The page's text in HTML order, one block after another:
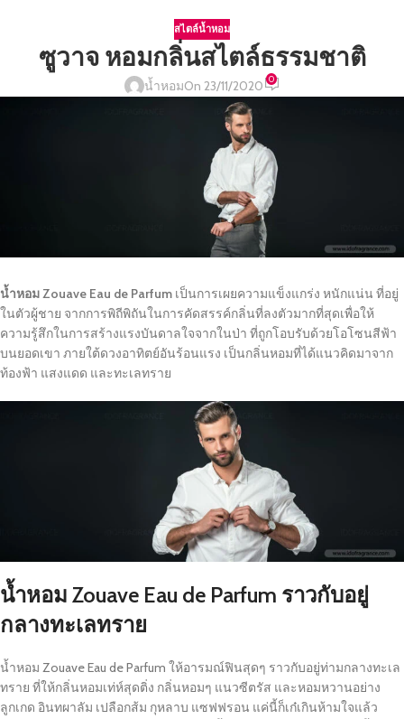
สไตล์น้ำหอม
ซูวาจ หอมกลิ่นสไตล์ธรรมชาติ
น้ำหอมOn 23/11/2020 0
น้ำหอม Zouave Eau de Parfum เป็นการเผยความแข็งแกร่ง หนักแน่น ที่อยู่
ในตัวผู้ชาย จากการพิถีพิถันในการคัดสรรค์กลิ่นที่ลงตัวมากที่สุดเพื่อให้
ความรู้สึกในการสร้างแรงบันดาลใจจากในป่า ที่ถูกโอบรับด้วยโอโซนสีฟ้า
บนยอดเขา ภายใต้ดวงอาทิตย์อันร้อนแรง เป็นกลิ่นหอมที่ได้แนวคิดมาจาก
ท้องฟ้า แสงแดด และทะเลทราย
น้ำหอม Zouave Eau de Parfum ราวกับอยู่
กลางทะเลทราย
น้ำหอม Zouave Eau de Parfum ให้อารมณ์ฟินสุดๆ ราวกับอยู่ท่ามกลางทะเล
ทราย ที่ให้กลิ่นหอมเท่ห์สุดติ่ง กลิ่นหอมๆ แนวซีตรัส และหอมหวานอย่าง
ลูกเกด อินทผาลัม เปลือกส้ม กุหลาบ แซฟฟรอน แค่นี้ก็เก๋เกินห้ามใจแล้ว